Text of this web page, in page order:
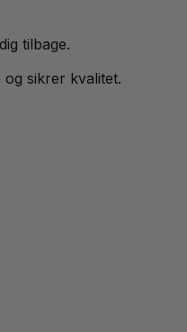
tilbage.
sikrer kvalitet.